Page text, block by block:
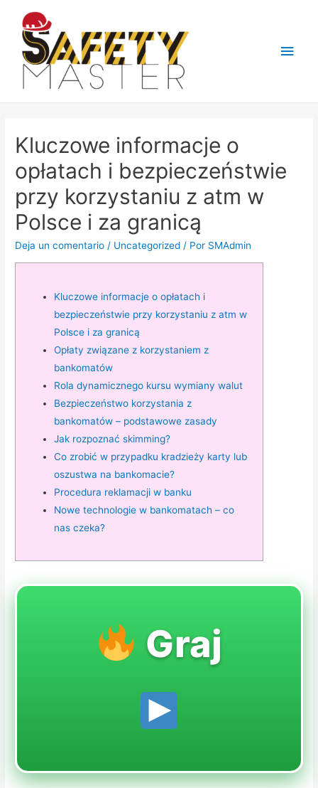
Kluczowe informacje o
opłatach i bezpieczeństwie
przy korzystaniu z atm w
Polsce i za granicą
Deja un comentario / Uncategorized / Por SMAdmin
Kluczowe informacje o opłatach i
bezpieczeństwie przy korzystaniu z atm w
Polsce i za granicą
Opłaty związane z korzystaniem z
bankomatów
Rola dynamicznego kursu wymiany walut
Bezpieczeństwo korzystania z
bankomatów – podstawowe zasady
Jak rozpoznać skimming?
Co zrobić w przypadku kradzieży karty lub
oszustwa na bankomacie?
Procedura reklamacji w banku
Nowe technologie w bankomatach – co
nas czeka?
Graj